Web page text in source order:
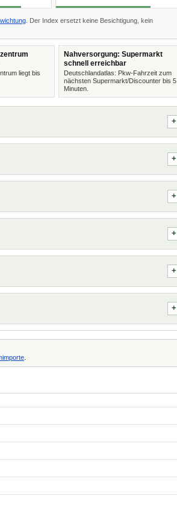
. Der Index ersetzt keine Besichtigung, kein
liegt bis
Nahversorgung: Supermarkt
schnell erreichbar
Deutschlandatlas: Pkw-Fahrzeit zum
nächsten Supermarkt/Discounter bis 5
Minuten.